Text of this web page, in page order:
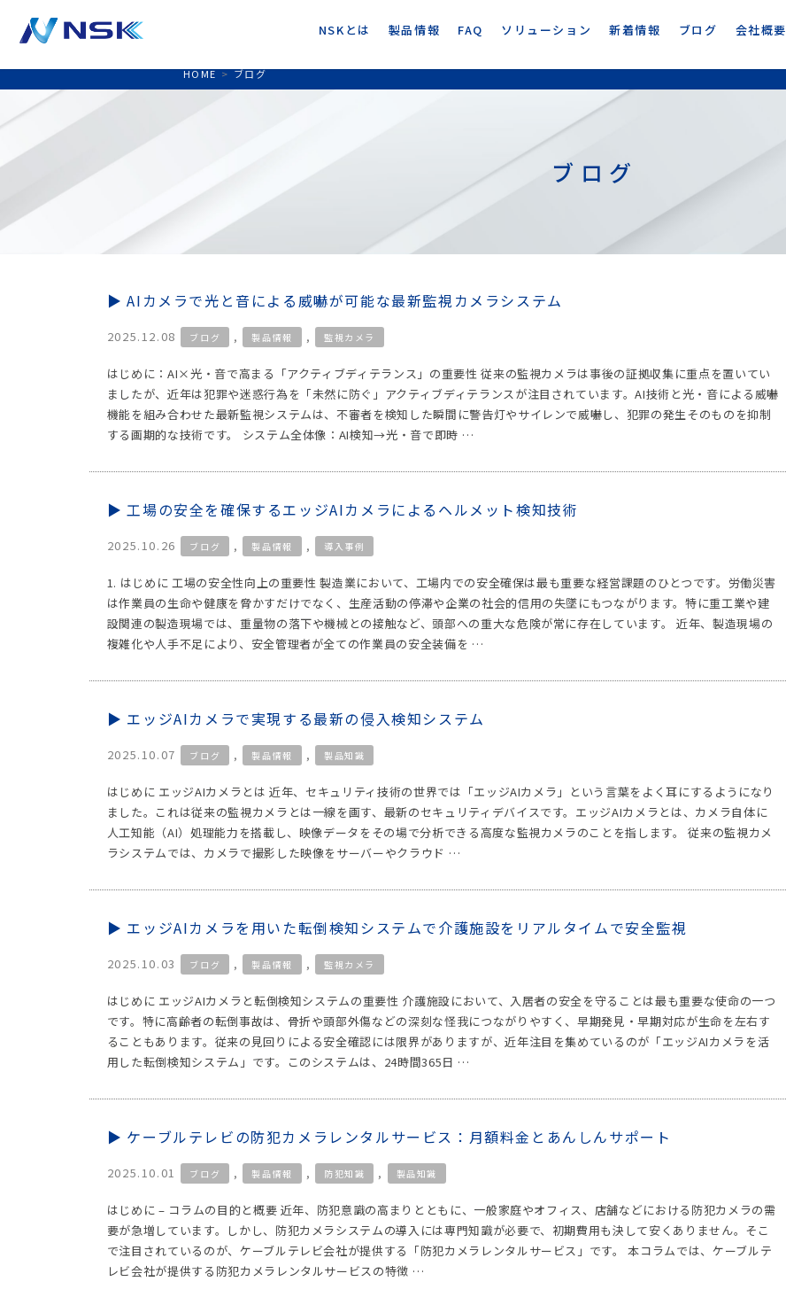
NSKとは 製品情報 FAQ ソリューション 新着情報 ブログ 会社概要
HOME > ブログ
ブログ
AIカメラで光と音による威嚇が可能な最新監視カメラシステム
2025.12.08 ブログ , 製品情報 , 監視カメラ
はじめに：AI×光・音で高まる「アクティブディテランス」の重要性 従来の監視カメラは事後の証拠収集に重点を置いてい
ましたが、近年は犯罪や迷惑行為を「未然に防ぐ」アクティブディテランスが注目されています。AI技術と光・音による威嚇
機能を組み合わせた最新監視システムは、不審者を検知した瞬間に警告灯やサイレンで威嚇し、犯罪の発生そのものを抑制
する画期的な技術です。 システム全体像：AI検知→光・音で即時 …
工場の安全を確保するエッジAIカメラによるヘルメット検知技術
2025.10.26 ブログ , 製品情報 , 導入事例
1. はじめに 工場の安全性向上の重要性 製造業において、工場内での安全確保は最も重要な経営課題のひとつです。労働災害
は作業員の生命や健康を脅かすだけでなく、生産活動の停滞や企業の社会的信用の失墜にもつながります。特に重工業や建
設関連の製造現場では、重量物の落下や機械との接触など、頭部への重大な危険が常に存在しています。 近年、製造現場の
複雑化や人手不足により、安全管理者が全ての作業員の安全装備を …
エッジAIカメラで実現する最新の侵入検知システム
2025.10.07 ブログ , 製品情報 , 製品知識
はじめに エッジAIカメラとは 近年、セキュリティ技術の世界では「エッジAIカメラ」という言葉をよく耳にするようになり
ました。これは従来の監視カメラとは一線を画す、最新のセキュリティデバイスです。エッジAIカメラとは、カメラ自体に
人工知能（AI）処理能力を搭載し、映像データをその場で分析できる高度な監視カメラのことを指します。 従来の監視カメ
ラシステムでは、カメラで撮影した映像をサーバーやクラウド …
エッジAIカメラを用いた転倒検知システムで介護施設をリアルタイムで安全監視
2025.10.03 ブログ , 製品情報 , 監視カメラ
はじめに エッジAIカメラと転倒検知システムの重要性 介護施設において、入居者の安全を守ることは最も重要な使命の一つ
です。特に高齢者の転倒事故は、骨折や頭部外傷などの深刻な怪我につながりやすく、早期発見・早期対応が生命を左右す
ることもあります。従来の見回りによる安全確認には限界がありますが、近年注目を集めているのが「エッジAIカメラを活
用した転倒検知システム」です。このシステムは、24時間365日 …
ケーブルテレビの防犯カメラレンタルサービス：月額料金とあんしんサポート
2025.10.01 ブログ , 製品情報 , 防犯知識 , 製品知識
はじめに – コラムの目的と概要 近年、防犯意識の高まりとともに、一般家庭やオフィス、店舗などにおける防犯カメラの需
要が急増しています。しかし、防犯カメラシステムの導入には専門知識が必要で、初期費用も決して安くありません。そこ
で注目されているのが、ケーブルテレビ会社が提供する「防犯カメラレンタルサービス」です。 本コラムでは、ケーブルテ
レビ会社が提供する防犯カメラレンタルサービスの特徴 …